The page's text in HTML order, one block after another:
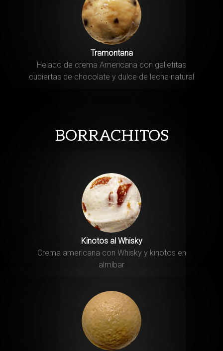
Tramontana
Helado de crema Americana con galletitas
cubiertas de chocolate y dulce de leche natural
BORRACHITOS
Kinotos al Whisky
Crema americana con Whisky y kinotos en
almíbar